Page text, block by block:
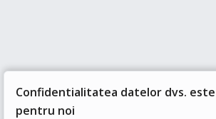
Confidentialitatea datelor dvs.
pentru noi